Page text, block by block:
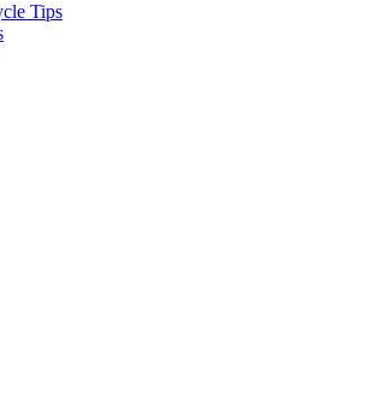
Tips